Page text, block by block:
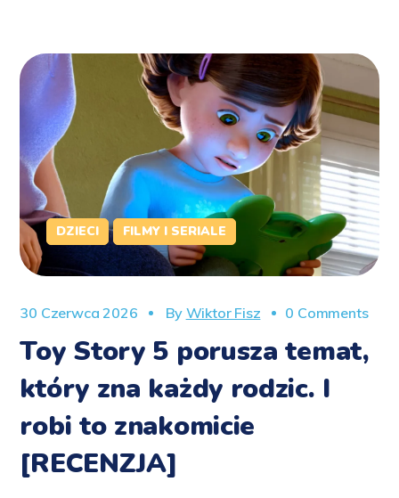
DZIECI FILMY I SERIALE
30 Czerwca 2026 By Wiktor Fisz 0 Comments
Toy Story 5 porusza temat,
który zna każdy rodzic. I
robi to znakomicie
[RECENZJA]